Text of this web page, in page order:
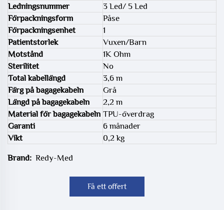
Ledningsnummer
3 Led/ 5 Led
Förpackningsform
Påse
Förpackningsenhet
1
Patientstorlek
Vuxen/Barn
Motstånd
1K Ohm
Sterilitet
No
Total kabellängd
3,6 m
Färg på bagagekabeln
Grå
Längd på bagagekabeln
2,2 m
Material för bagagekabeln TPU-överdrag
Garanti
6 månader
Vikt
0,2 kg
Brand: Redy-Med
Få ett offert